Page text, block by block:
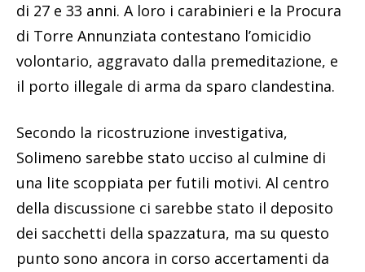
di 27 e 33 anni. A loro i carabinieri e la Procura
di Torre Annunziata contestano l’omicidio
volontario, aggravato dalla premeditazione, e
il porto illegale di arma da sparo clandestina.
Secondo la ricostruzione investigativa,
Solimeno sarebbe stato ucciso al culmine di
una lite scoppiata per futili motivi. Al centro
della discussione ci sarebbe stato il deposito
dei sacchetti della spazzatura, ma su questo
punto sono ancora in corso accertamenti da